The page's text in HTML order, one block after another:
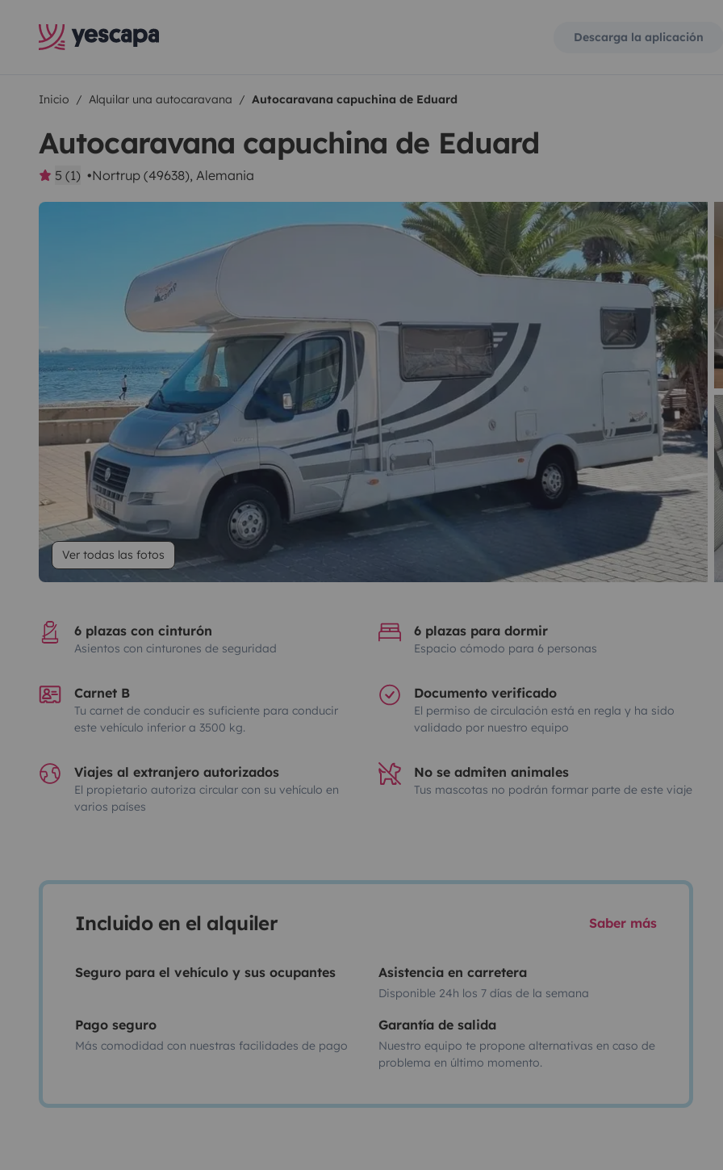
Descarga la aplicación
Inicio Alquilar una autocaravana Autocaravana capuchina de Eduard
Autocaravana capuchina de Eduard
5 (1) Nortrup (49638), Alemania
Ver todas las fotos
6 plazas con cinturón
Asientos con cinturones de seguridad
6 plazas para dormir
Espacio cómodo para 6 personas
Carnet B
Tu carnet de conducir es suficiente para conducir
este vehículo inferior a 3500 kg.
Documento verificado
El permiso de circulación está en regla y ha sido
validado por nuestro equipo
Viajes al extranjero autorizados
El propietario autoriza circular con su vehículo en
varios países
No se admiten animales
Tus mascotas no podrán formar parte de este viaje
Incluido en el alquiler Saber más
Seguro para el vehículo y sus ocupantes Asistencia en carretera
Disponible 24h los 7 días de la semana
Pago seguro
Más comodidad con nuestras facilidades de pago
Garantía de salida
Nuestro equipo te propone alternativas en caso de
problema en último momento.